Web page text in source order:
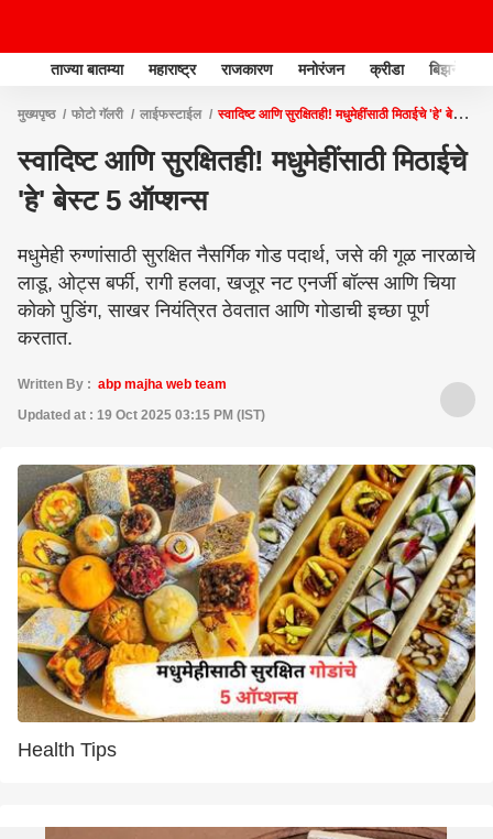
ताज्या बातम्या महाराष्ट्र राजकारण मनोरंजन क्रीडा बिझनेस
मुख्यपृष्ठ फोटो गॅलरी लाईफस्टाईल
स्वादिष्ट आणि सुरक्षितही! मधुमेहींसाठी मिठाईचे 'हे' बेस्ट
स्वादिष्ट आणि सुरक्षितही! मधुमेहींसाठी मिठाईचे
'हे' बेस्ट 5 ऑप्शन्स
मधुमेही रुग्णांसाठी सुरक्षित नैसर्गिक गोड पदार्थ, जसे की गूळ नारळाचे
लाडू, ओट्स बर्फी, रागी हलवा, खजूर नट एनर्जी बॉल्स आणि चिया
कोको पुडिंग, साखर नियंत्रित ठेवतात आणि गोडाची इच्छा पूर्ण
करतात.
Written By : abp majha web team
Updated at : 19 Oct 2025 03:15 PM (IST)
Health Tips